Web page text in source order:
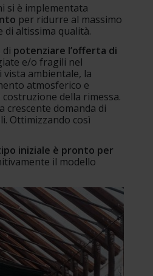
si è implementata
per ridurre al massimo
di altissima qualità.
di potenziare l’offerta di
e/o fragili nel
ambientale, la
atmosferico e
della rimessa.
crescente domanda di
Ottimizzando così
iniziale è pronto per
il modello